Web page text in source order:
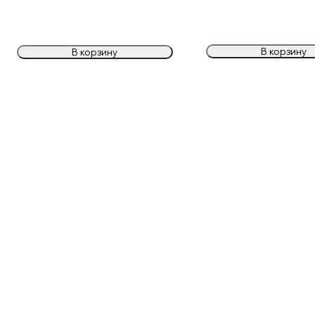
В корзину В корзину